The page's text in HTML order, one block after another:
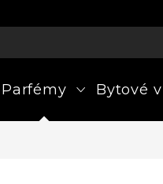
Parfémy Bytové